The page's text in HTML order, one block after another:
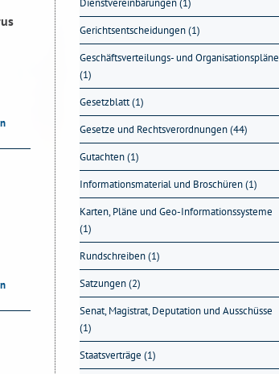
Gerichtsentscheidungen (1)
Geschäftsverteilungs- und Organisationspläne
(1)
Gesetzblatt (1)
Gesetze und Rechtsverordnungen (44)
Gutachten (1)
Informationsmaterial und Broschüren (1)
Karten, Pläne und Geo-Informationssysteme
(1)
Rundschreiben (1)
Satzungen (2)
Senat, Magistrat, Deputation und Ausschüsse
(1)
Staatsverträge (1)